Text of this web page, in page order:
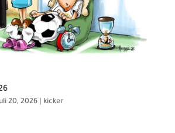
Juli 20, 2026| kicker